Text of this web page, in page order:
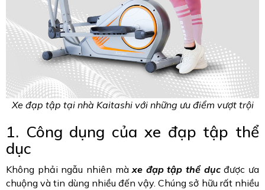
Xe đạp tập tại nhà Kaitashi với những ưu điểm vượt trội
1. Công dụng của xe đạp tập thể
dục
Không phải ngẫu nhiên màxe đạp tập thể dụcđược ưa
chuộng và tin dùng nhiều đến vậy. Chúng sở hữu rất nhiều